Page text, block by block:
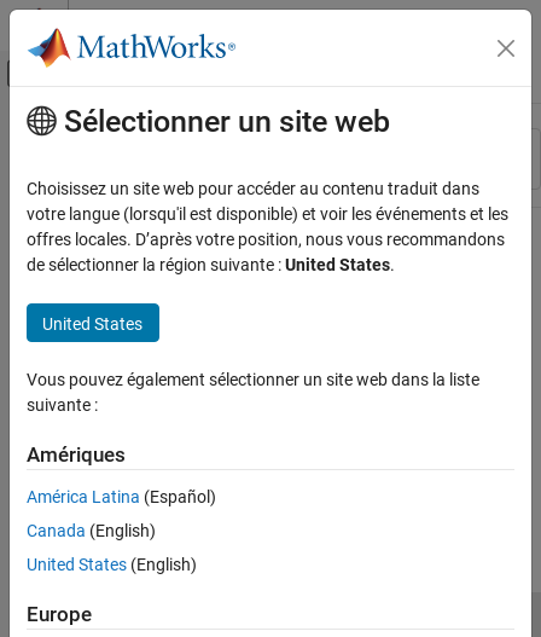
Passer au contenu
Activer/désactiver l'affichage du menu
Ressource
Contenu principal
Sélectionner un site web
Choisissez un site web pour accéder au contenu traduit dans
votre langue (lorsqu'il est disponible) et voir les événements et les
offres locales. D’après votre position, nous vous recommandons
de sélectionner la région suivante :United States.
United States
Vous pouvez également sélectionner un site web dans la liste
suivante :
Amériques
América Latina (Español)
Canada (English)
United States (English)
Europe